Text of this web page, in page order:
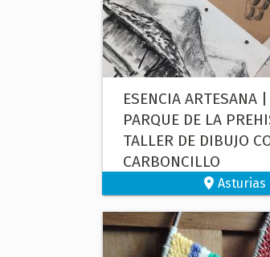
ESENCIA ARTESANA |
PARQUE DE LA
TALLER DE DIBUJO
CARBONCILLO
Asturias